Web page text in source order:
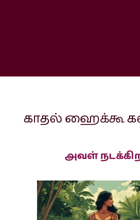
காதல் ஹைக்கூ
அவள்